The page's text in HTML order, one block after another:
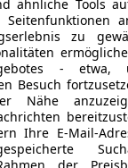
ähnliche Tools
zu
-
Besuch
Nähe
Ihre E-Mail-
der